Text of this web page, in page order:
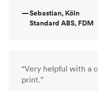
—Sebastian, Köln
Standard ABS, FDM
“Very helpful with a
print.”